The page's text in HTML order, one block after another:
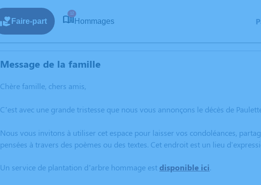
Faire-part
12
Hommages
Message de la famille
Chère famille, chers amis,
C’est avec une grande tristesse que nous vous annonçons le décès de
Nous vous invitons à utiliser cet espace pour laisser vos condoléances,
pensées à travers des poèmes ou des textes. Cet endroit est un lieu
Un service de plantation d’arbre hommage estdisponible ici.